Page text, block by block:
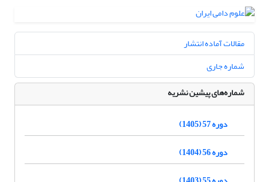
مقالات آماده انتشار
شماره جاری
شماره‌های پیشین نشریه
دوره 57 (1405)
دوره 56 (1404)